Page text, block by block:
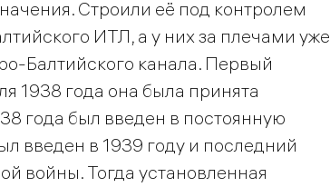
Строили её под контролем
ИТЛ, а у них за плечами уже
Балтийского канала. Первый
1938 года она была принята
года был введен в постоянную
введен в 1939 году и последний
войны. Тогда установленная